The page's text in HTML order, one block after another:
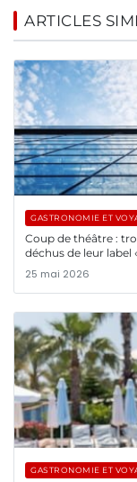
ARTICLES
GASTRONOMIE ET
Coup de théâtre :
déchus de leur label
25 mai 2026
GASTRONOMIE ET